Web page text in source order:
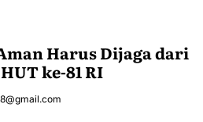
Harus Dijaga dari
ke-81 RI